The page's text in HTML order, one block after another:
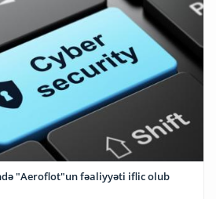
"Aeroflot"un fəaliyyəti iflic olub